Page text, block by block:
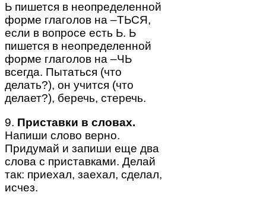
Ь пишется в неопределенной
форме глаголов на –ТЬСЯ,
если в вопросе есть Ь. Ь
пишется в неопределенной
форме глаголов на –ЧЬ
всегда. Пытаться (что
делать?), он учится (что
делает?), беречь, стеречь.
9. Приставки в словах.
Напиши слово верно.
Придумай и запиши еще два
слова с приставками. Делай
так: приехал, заехал, сделал,
исчез.